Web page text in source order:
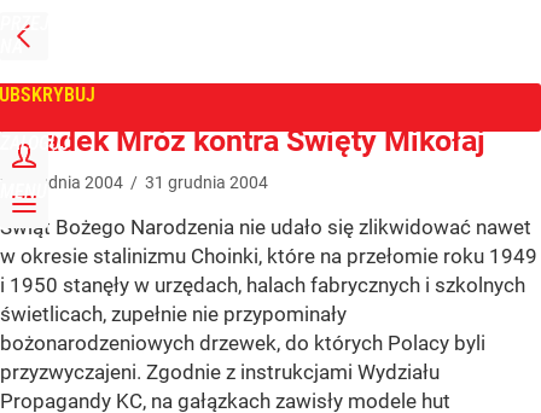
PRZEJDŹ
NA
GŁÓWNĄ
ZALOGUJ
MENU
Tygodnik Wprost
Dziadek Mróz kontra Święty Mikołaj
31 grudnia 2004 / 31 grudnia 2004
Świąt Bożego Narodzenia nie udało się zlikwidować nawet
w okresie stalinizmu Choinki, które na przełomie roku 1949
i 1950 stanęły w urzędach, halach fabrycznych i szkolnych
świetlicach, zupełnie nie przypominały
bożonarodzeniowych drzewek, do których Polacy byli
przyzwyczajeni. Zgodnie z instrukcjami Wydziału
Propagandy KC, na gałązkach zawisły modele hut